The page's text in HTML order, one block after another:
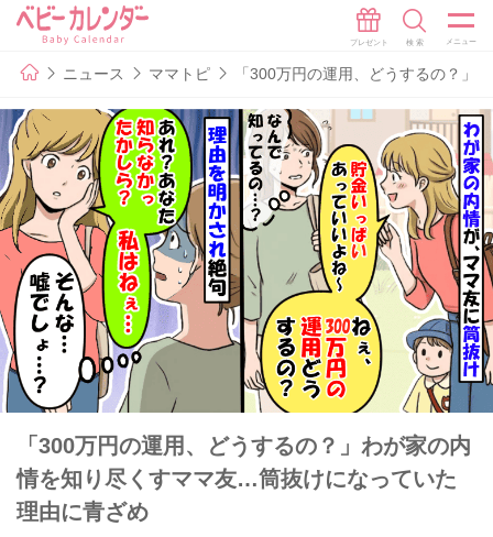
ニュース ママトピ 「300万円の運用、どうするの？」
「300万円の運用、どうするの？」わが家の内
情を知り尽くすママ友…筒抜けになっていた
理由に青ざめ